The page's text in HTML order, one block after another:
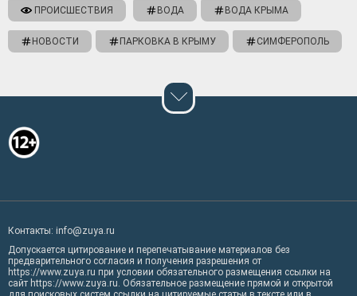
ПРОИСШЕСТВИЯ ВОДА ВОДА КРЫМА
НОВОСТИ ПАРКОВКА В КРЫМУ СИМФЕРОПОЛЬ
Контакты: info@zuya.ru
Допускается цитирование и перепечатывание материалов без
предварительного согласия и получения разрешения от
https://www.zuya.ru при условии обязательного размещения ссылки на
сайт https://www.zuya.ru. Обязательное размещение прямой и открытой